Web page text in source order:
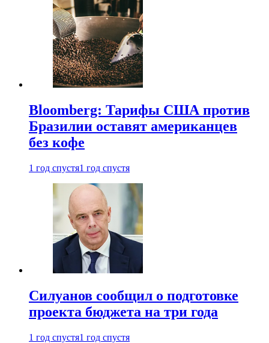
Bloomberg: Тарифы США против
Бразилии оставят американцев
без кофе
1 год спустя1 год спустя
Силуанов сообщил о подготовке
проекта бюджета на три года
1 год спустя1 год спустя